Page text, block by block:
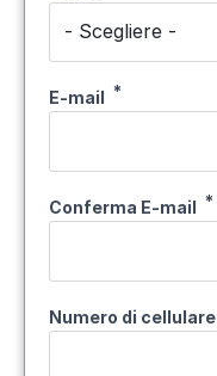
E-mail
E-mail
Conferma E-mail
Numero di cellulare